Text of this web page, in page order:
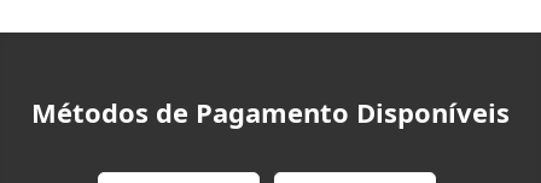
Métodos de Pagamento Disponíveis